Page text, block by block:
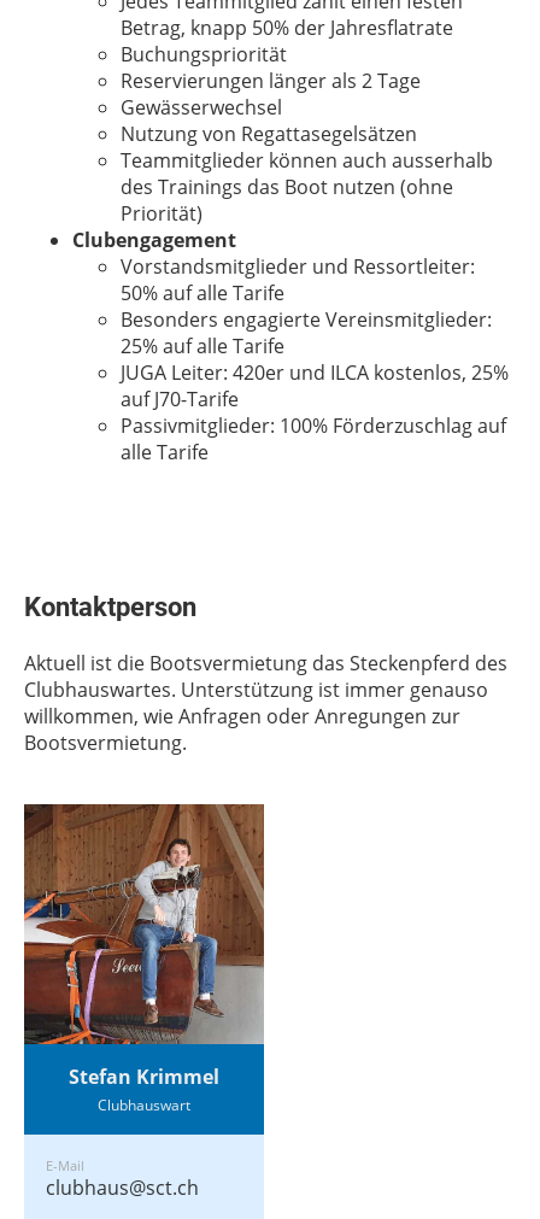
Betrag, knapp 50% der Jahresflatrate
Buchungspriorität
Reservierungen länger als 2 Tage
Gewässerwechsel
Nutzung von Regattasegelsätzen
Teammitglieder können auch ausserhalb
des Trainings das Boot nutzen (ohne
Priorität)
Clubengagement
Vorstandsmitglieder und Ressortleiter:
50% auf alle Tarife
Besonders engagierte Vereinsmitglieder:
25% auf alle Tarife
JUGA Leiter: 420er und ILCA kostenlos, 25%
auf J70-Tarife
Passivmitglieder: 100% Förderzuschlag auf
alle Tarife
Kontaktperson
Aktuell ist die Bootsvermietung das Steckenpferd des
Clubhauswartes. Unterstützung ist immer genauso
willkommen, wie Anfragen oder Anregungen zur
Bootsvermietung.
Stefan Krimmel
Clubhauswart
E-Mail
clubhaus@sct.ch